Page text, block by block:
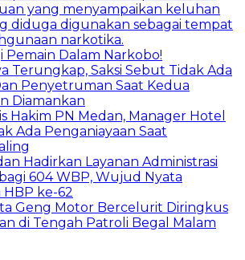
yang menyampaikan keluhan
diduga digunakan sebagai tempat
narkotika.
Pemain Dalam Narkobo!
Terungkap, Saksi Sebut Tidak Ada
Penyetruman Saat Kedua
Diamankan
Hakim PN Medan, Manager Hotel
Ada Penganiayaan Saat
Hadirkan Layanan Administrasi
604 WBP, Wujud Nyata
HBP ke-62
Geng Motor Bercelurit Diringkus
di Tengah Patroli Begal Malam